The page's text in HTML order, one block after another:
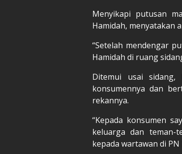
Menyikapi putusan
Hamidah, menyatakan
“Setelah mendengar
Hamidah di ruang
Ditemui usai sidang,
konsumennya dan
rekannya.
“Kepada konsumen
keluarga dan teman-
kepada wartawan di PN